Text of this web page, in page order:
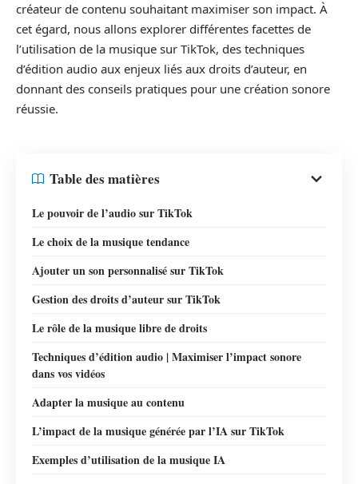
créateur de contenu souhaitant maximiser son impact. À
cet égard, nous allons explorer différentes facettes de
l’utilisation de la musique sur TikTok, des techniques
d’édition audio aux enjeux liés aux droits d’auteur, en
donnant des conseils pratiques pour une création sonore
réussie.
Table des matières
Le pouvoir de l’audio sur TikTok
Le choix de la musique tendance
Ajouter un son personnalisé sur TikTok
Gestion des droits d’auteur sur TikTok
Le rôle de la musique libre de droits
Techniques d’édition audio | Maximiser l’impact sonore
dans vos vidéos
Adapter la musique au contenu
L’impact de la musique générée par l’IA sur TikTok
Exemples d’utilisation de la musique IA